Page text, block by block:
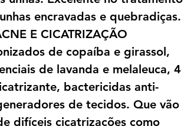
encravadas e quebradiças.
E CICATRIZAÇÃO
de copaíba e girassol,
de lavanda e melaleuca, 4
bactericidas anti-
de tecidos. Que vão
difíceis cicatrizações como